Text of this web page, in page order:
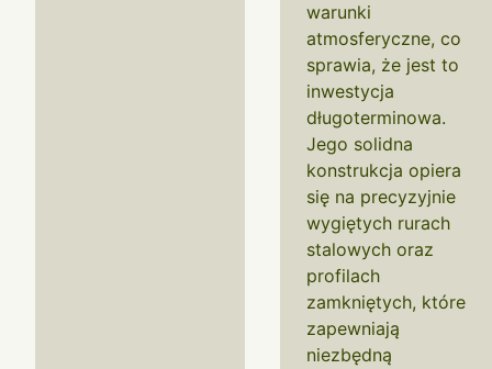
warunki
atmosferyczne, co
sprawia, że jest to
inwestycja
długoterminowa.
Jego solidna
konstrukcja opiera
się na precyzyjnie
wygiętych rurach
stalowych oraz
profilach
zamkniętych, które
zapewniają
niezbędną